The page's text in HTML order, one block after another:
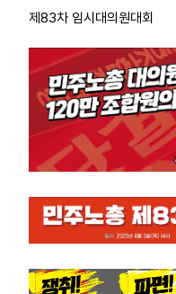
제83차 임시대의원대회